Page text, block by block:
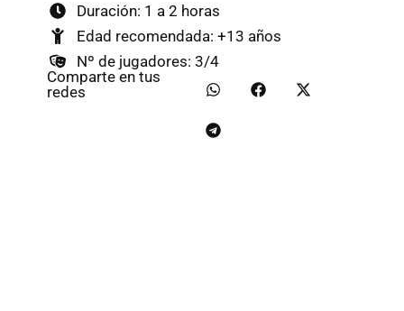
Duración: 1 a 2 horas
Edad recomendada: +13 años
Nº de jugadores: 3/4
Comparte en tus
redes